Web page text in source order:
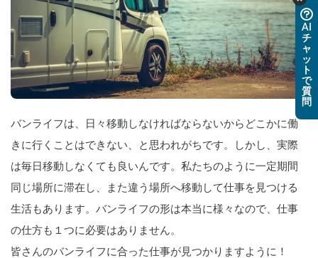
バンライフは、日々移動しなければならないからどこかに働
きに行くことはできない、と思われがちです。しかし、実際
は毎日移動しなくても良いんです。私たちのように一定期間
同じ場所に滞在し、また違う場所へ移動して仕事を見つける
生活もあります。バンライフの形は本当に様々なので、仕事
の仕方も１つに必要はありません。
皆さんのバンライフに合った仕事が見つかりますように！
AI
チ
ャ
ッ
ト
で
質
問